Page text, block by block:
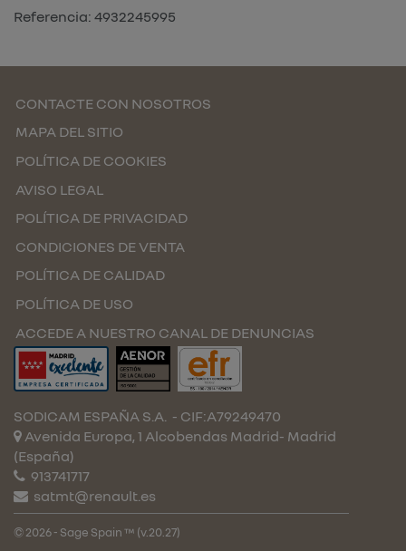
Referencia: 4932245995
CONTACTE CON NOSOTROS
MAPA DEL SITIO
POLÍTICA DE COOKIES
AVISO LEGAL
POLÍTICA DE PRIVACIDAD
CONDICIONES DE VENTA
POLÍTICA DE CALIDAD
POLÍTICA DE USO
ACCEDE A NUESTRO CANAL DE DENUNCIAS
SODICAM ESPAÑA S.A. - CIF:A79249470
Avenida Europa, 1 Alcobendas Madrid- Madrid
(España)
913741717
satmt@renault.es
© 2026 - Sage Spain ™ (v.20.27)